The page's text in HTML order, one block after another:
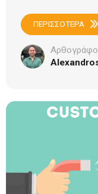
ΠΕΡΙΣΣΟΤΕΡΑ